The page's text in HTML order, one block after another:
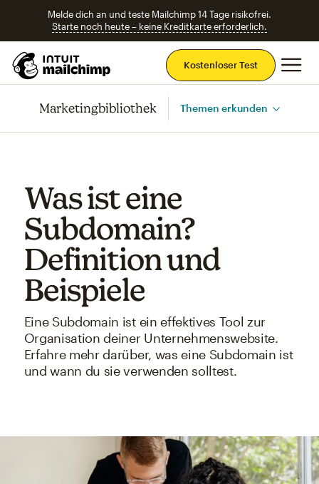
Melde dich an und teste Mailchimp 14 Tage risikofrei.
Starte noch heute – keine Kreditkarte erforderlich.
Kostenloser Test
Marketingbibliothek Themen erkunden
Was ist eine
Subdomain?
Definition und
Beispiele
Eine Subdomain ist ein effektives Tool zur
Organisation deiner Unternehmenswebsite.
Erfahre mehr darüber, was eine Subdomain ist
und wann du sie verwenden solltest.